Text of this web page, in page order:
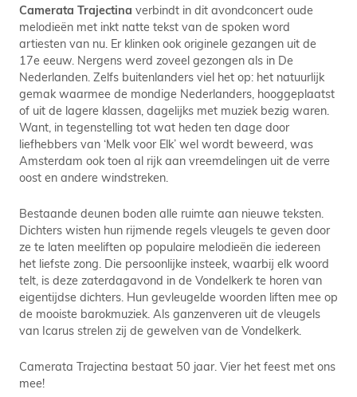
Camerata Trajectina verbindt in dit avondconcert oude
melodieën met inkt natte tekst van de spoken word
artiesten van nu. Er klinken ook originele gezangen uit de
17e eeuw. Nergens werd zoveel gezongen als in De
Nederlanden. Zelfs buitenlanders viel het op: het natuurlijk
gemak waarmee de mondige Nederlanders, hooggeplaatst
of uit de lagere klassen, dagelijks met muziek bezig waren.
Want, in tegenstelling tot wat heden ten dage door
liefhebbers van ‘Melk voor Elk’ wel wordt beweerd, was
Amsterdam ook toen al rijk aan vreemdelingen uit de verre
oost en andere windstreken.
Bestaande deunen boden alle ruimte aan nieuwe teksten.
Dichters wisten hun rijmende regels vleugels te geven door
ze te laten meeliften op populaire melodieën die iedereen
het liefste zong. Die persoonlijke insteek, waarbij elk woord
telt, is deze zaterdagavond in de Vondelkerk te horen van
eigentijdse dichters. Hun gevleugelde woorden liften mee op
de mooiste barokmuziek. Als ganzenveren uit de vleugels
van Icarus strelen zij de gewelven van de Vondelkerk.
Camerata Trajectina bestaat 50 jaar. Vier het feest met ons
mee!